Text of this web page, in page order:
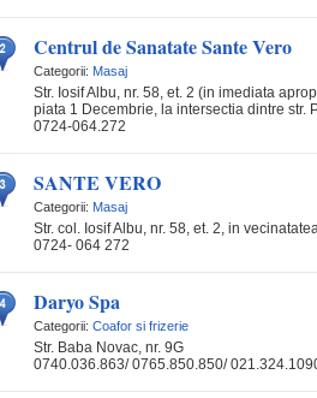
Centrul de Sanatate Sante Vero
Categorii: Masaj
Str. Iosif Albu, nr. 58, et. 2 (in imediata
piata 1 Decembrie, la intersectia dintre str.
0724-064.272
SANTE VERO
Categorii: Masaj
Str. col. Iosif Albu, nr. 58, et. 2, in
0724- 064 272
Daryo Spa
Categorii: Coafor si frizerie
Str. Baba Novac, nr. 9G
0740.036.863/ 0765.850.850/